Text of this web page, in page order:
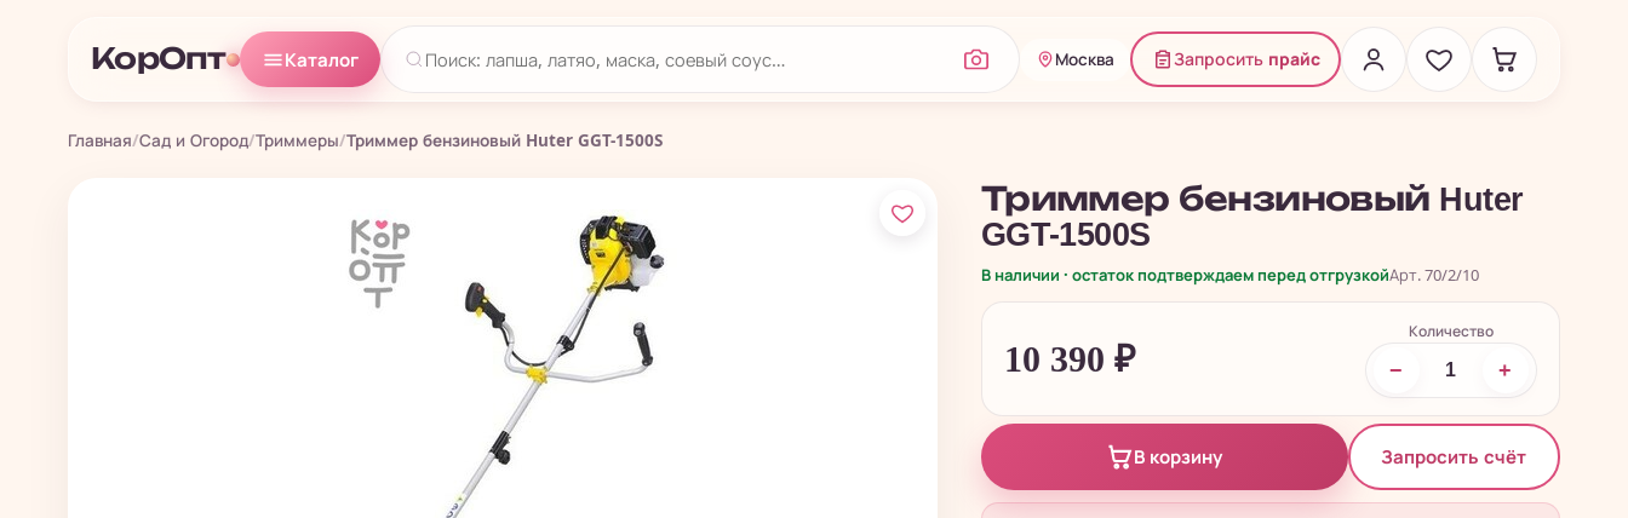
КорОпт Каталог Москва Запросить прайс
Главная/Сад и Огород/Триммеры/Триммер бензиновый Huter GGT-1500S
Триммер бензиновый Huter
GGT-1500S
В наличии · остаток подтверждаем перед отгрузкойАрт. 70/2/10
10 390 ₽
Количество
− +
В корзину Запросить счёт